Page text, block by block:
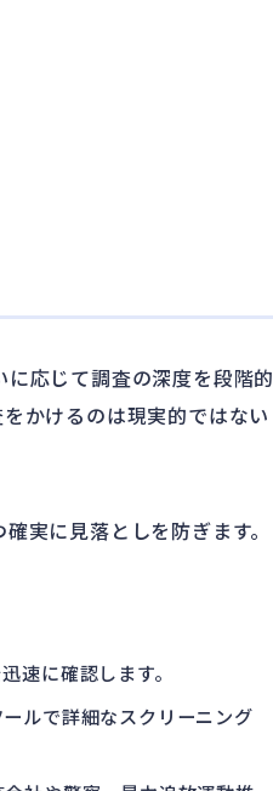
応じて調査の深度を段階的
かけるのは現実的ではない
実に見落としを防ぎます。
速に確認します。
ルで詳細なスクリーニング